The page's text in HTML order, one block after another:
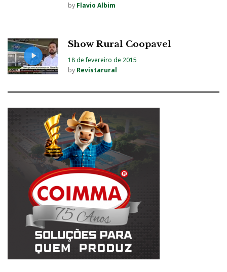
by Flavio Albim
Show Rural Coopavel
18 de fevereiro de 2015
by Revistarural